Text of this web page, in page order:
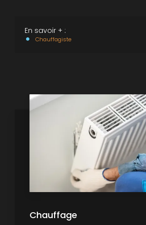
En savoir + :
Chauffagiste
Chauffage